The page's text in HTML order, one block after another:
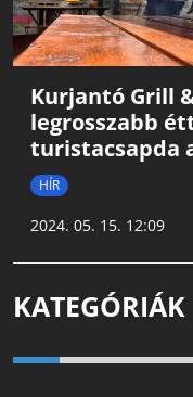
Kurjantó Grill
legrosszabb
turistacsapda
HÍR
2024. 05. 15. 12:09
KATEGÓRIÁK